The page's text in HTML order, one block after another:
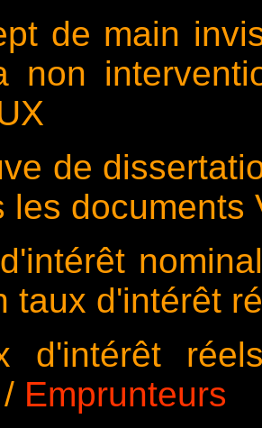
de main
non
de
les documents
taux d'intérêt
d'intérêt
Emprunteurs